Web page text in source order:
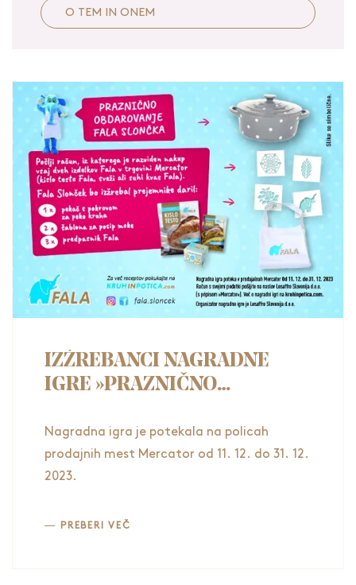
O TEM IN ONEM
IZŽREBANCI NAGRADNE
IGRE »PRAZNIČNO
SLONČKA« V TRGOVINAH
MERCATOR
Nagradna igra je potekala na policah
prodajnih mest Mercator od 11. 12. do 31. 12.
2023.
PREBERI VEČ